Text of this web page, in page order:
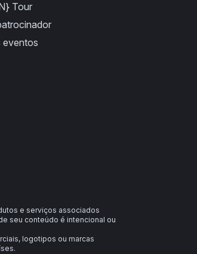
Tour
eventos
e serviços associados
seu conteúdo é intencional ou
logotipos ou marcas